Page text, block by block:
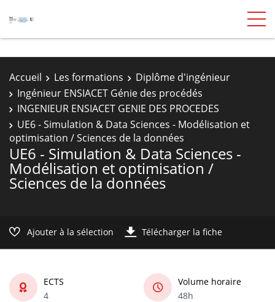
Accueil Les formations
Diplôme d'ingénieur
Ingénieur ENSIACET Génie des procédés
INGENIEUR ENSIACET GENIE DES PROCEDES
UE6 - Simulation & Data Sciences - Modélisation et
optimisation / Sciences de la données
UE6 - Simulation & Data Sciences -
Modélisation et optimisation /
Sciences de la données
Ajouter à la sélection Télécharger la fiche
ECTS
4
Volume horaire
48h